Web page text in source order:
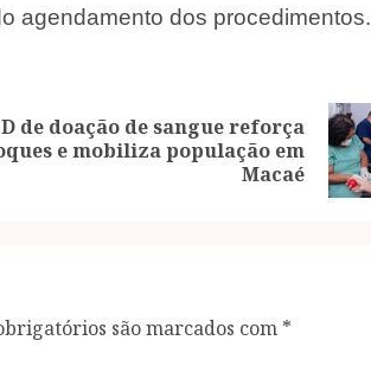
agendamento dos procedimentos.
de doação de sangue reforça
e mobiliza população em
Macaé
são marcados com *